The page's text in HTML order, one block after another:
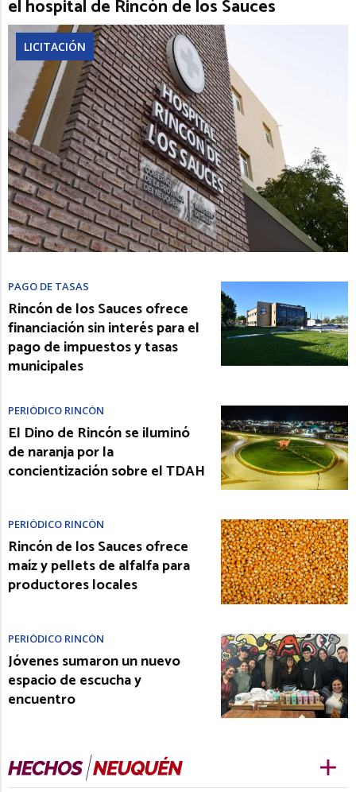
el hospital de Rincón de los Sauces
LICITACIÓN
PAGO DE TASAS
Rincón de los Sauces ofrece
financiación sin interés para el
pago de impuestos y tasas
municipales
PERIÓDICO RINCÓN
El Dino de Rincón se iluminó
de naranja por la
concientización sobre el TDAH
PERIÓDICO RINCÓN
Rincón de los Sauces ofrece
maíz y pellets de alfalfa para
productores locales
PERIÓDICO RINCÓN
Jóvenes sumaron un nuevo
espacio de escucha y
encuentro